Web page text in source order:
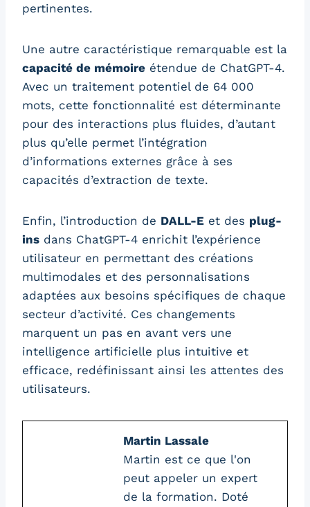
pertinentes.
Une autre caractéristique remarquable est la
capacité de mémoire étendue de ChatGPT-4.
Avec un traitement potentiel de 64 000
mots, cette fonctionnalité est déterminante
pour des interactions plus fluides, d’autant
plus qu’elle permet l’intégration
d’informations externes grâce à ses
capacités d’extraction de texte.
Enfin, l’introduction de DALL-E et des plug-
ins dans ChatGPT-4 enrichit l’expérience
utilisateur en permettant des créations
multimodales et des personnalisations
adaptées aux besoins spécifiques de chaque
secteur d’activité. Ces changements
marquent un pas en avant vers une
intelligence artificielle plus intuitive et
efficace, redéfinissant ainsi les attentes des
utilisateurs.
Martin Lassale
Martin est ce que l'on
peut appeler un expert
de la formation. Doté